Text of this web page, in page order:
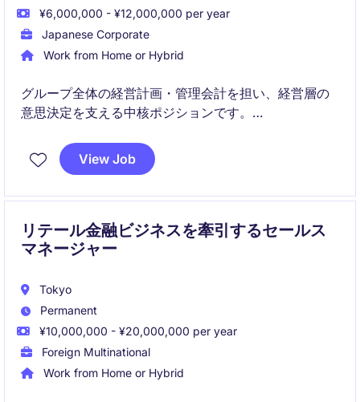
¥6,000,000 - ¥12,000,000 per year
Japanese Corporate
Work from Home or Hybrid
グループ全体の経営計画・管理会計を担い、経営層の
意思決定を支える中核ポジションです。
経営計画策定、業績管理、会議体運営まで幅広く関与
し、企業価値向上に直接貢献いただきます。
View Job
リテール金融ビジネスを牽引するセールス
マネージャー
Tokyo
Permanent
¥10,000,000 - ¥20,000,000 per year
Foreign Multinational
Work from Home or Hybrid